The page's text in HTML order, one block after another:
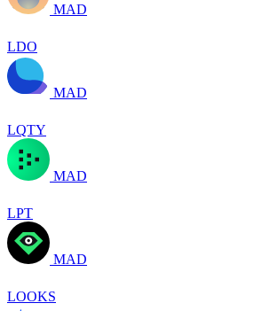
MAD
LDO
MAD
LQTY
MAD
LPT
MAD
LOOKS